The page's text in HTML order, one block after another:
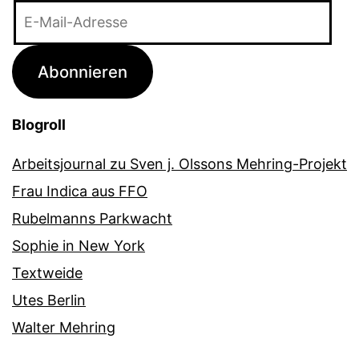
Adresse
Abonnieren
Blogroll
Arbeitsjournal zu Sven j. Olssons Mehring-Projekt
Frau Indica aus FFO
Rubelmanns Parkwacht
Sophie in New York
Textweide
Utes Berlin
Walter Mehring